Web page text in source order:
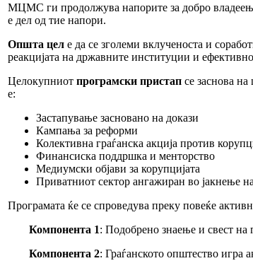
МЦМС ги продолжува напорите за добро
е дел од тие напори.
Општа цел е да се зголеми вклученоста и
реакцијата на државните институции и
Целокупниот програмски пристап се заснова
е:
Застапување засновано на докази
Кампања за реформи
Колективна граѓанска акција против
Финансиска поддршка и менторство
Медиумски објави за корупцијата
Приватниот сектор ангажиран во јакнење
Програмата ќе се спроведува преку повеќе
Компонента 1: Подобрено знаење и свест на
Компонента 2: Граѓанското општество игра